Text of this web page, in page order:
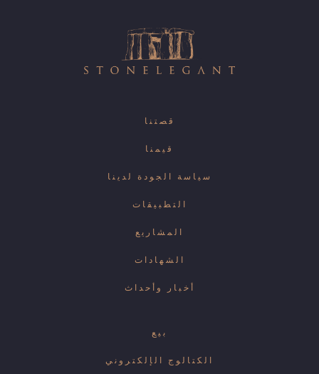
قصتنا
قيمنا
سياسة الجودة لدينا
التطبيقات
المشاريع
الشهادات
أخبار وأحداث
بيع
الكتالوج الإلكتروني